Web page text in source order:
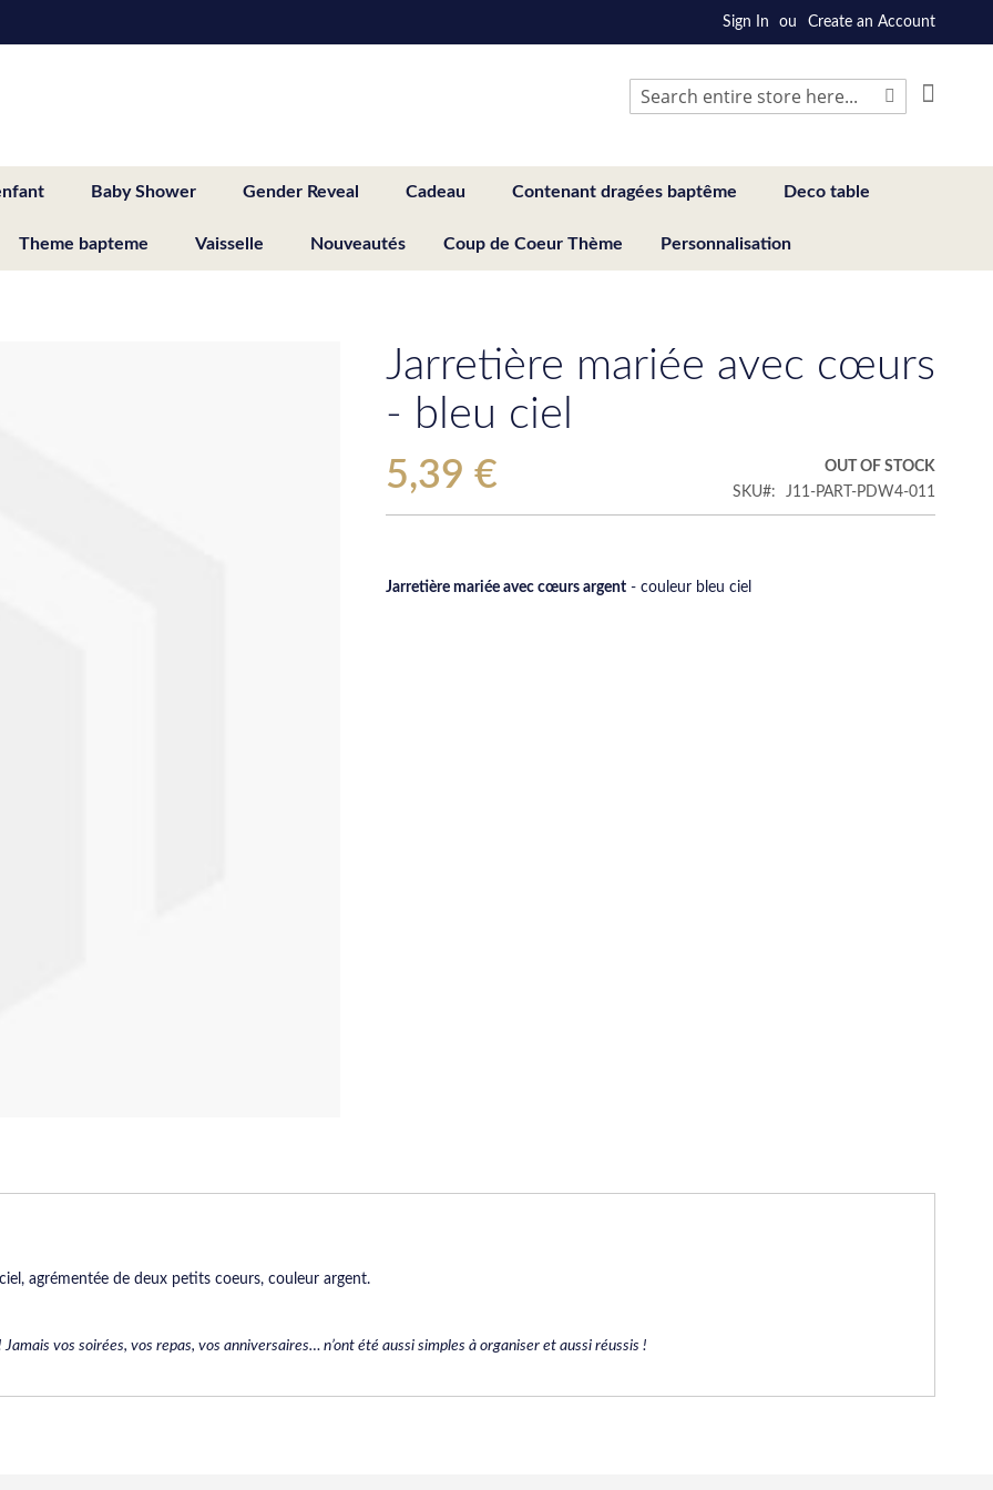
Sign In Create an Account
Search
Baby Shower Gender Reveal Cadeau Contenant dragées baptême Deco table
Theme bapteme Vaisselle Nouveautés Coup de Coeur Thème Personnalisation
Jarretière mariée avec cœurs
- bleu ciel
5,39 €
OUT OF STOCK
SKU
J11-PART-PDW4-011
Jarretière mariée avec cœurs argent - couleur bleu ciel
agrémentée de deux petits coeurs, couleur argent.
vos soirées, vos repas, vos anniversaires… n’ont été aussi simples à organiser et aussi réussis !